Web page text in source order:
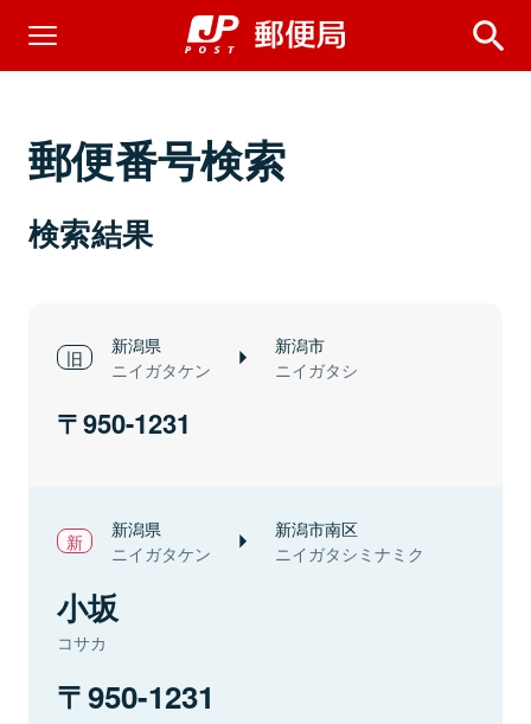
郵便番号検索
検索結果
新潟県
ニイガタケン
新潟市
ニイガタシ
950-1231
新潟県
ニイガタケン
新潟市南区
ニイガタシミナミク
小坂
コサカ
950-1231